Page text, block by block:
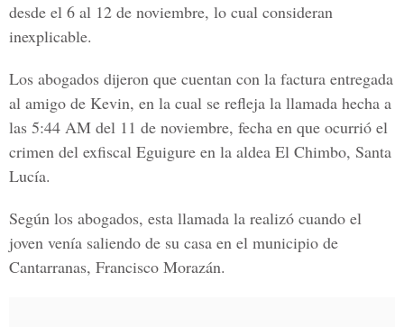
desde el 6 al 12 de noviembre, lo cual consideran
inexplicable.
Los abogados dijeron que cuentan con la factura entregada
al amigo de Kevin, en la cual se refleja la llamada hecha a
las 5:44 AM del 11 de noviembre, fecha en que ocurrió el
crimen del exfiscal Eguigure en la aldea El Chimbo, Santa
Lucía.
Según los abogados, esta llamada la realizó cuando el
joven venía saliendo de su casa en el municipio de
Cantarranas, Francisco Morazán.